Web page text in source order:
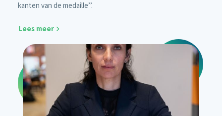
kanten van de medaille’’.
Lees meer